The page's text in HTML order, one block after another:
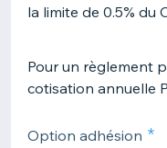
la limite de 0.5% du
Pour un règlement
cotisation annuelle
Option adhésion